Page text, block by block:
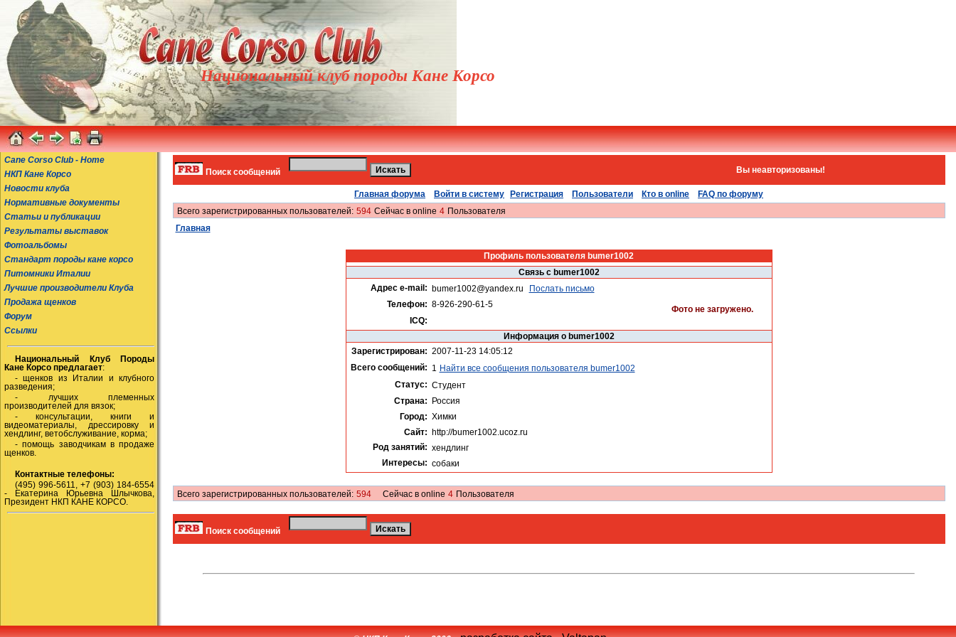
Национальный клуб породы Кане Корсо
Cane Corso Club - Home
НКП Кане Корсо
Новости клуба
Нормативные документы
Статьи и публикации
Результаты выставок
Фотоальбомы
Стандарт породы кане корсо
Питомники Италии
Лучшие производители Клуба
Продажа щенков
Форум
Ссылки
Национальный Клуб Породы
Кане Корсо предлагает:
- щенков из Италии и клубного
разведения;
- лучших племенных
производителей для вязок;
- консультации, книги и
видеоматериалы, дрессировку и
хендлинг, ветобслуживание, корма;
- помощь заводчикам в продаже
щенков.
Контактные телефоны:
(495) 996-5611, +7 (903) 184-6554
- Екатерина Юрьевна Шлычкова,
Президент НКП КАНЕ КОРСО.
Поиск сообщений Вы неавторизованы!
Главная форума Войти в систему Регистрация Пользователи Кто в online
FAQ по форуму
Всего зарегистрированных пользователей: 594 Сейчас в online 4 Пользователя
Главная
Профиль пользователя bumer1002
Связь с bumer1002
Адрес e-mail: bumer1002@yandex.ru Послать письмо
Фото не загружено.
Телефон: 8-926-290-61-5
ICQ:
Информация о bumer1002
Зарегистрирован: 2007-11-23 14:05:12
Всего сообщений: 1 Найти все сообщения пользователя bumer1002
Статус: Студент
Страна:
Россия
Город: Химки
Сайт: http://bumer1002.ucoz.ru
Род занятий: хендлинг
Интересы: собаки
Всего зарегистрированных пользователей: 594 Сейчас в online 4 Пользователя
Поиск сообщений